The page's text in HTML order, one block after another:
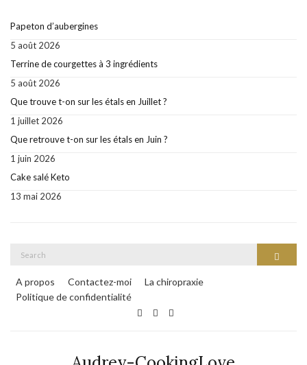
Papeton d’aubergines
5 août 2026
Terrine de courgettes à 3 ingrédients
5 août 2026
Que trouve t-on sur les étals en Juillet ?
1 juillet 2026
Que retrouve t-on sur les étals en Juin ?
1 juin 2026
Cake salé Keto
13 mai 2026
A propos Contactez-moi
La chiropraxie
Politique de confidentialité